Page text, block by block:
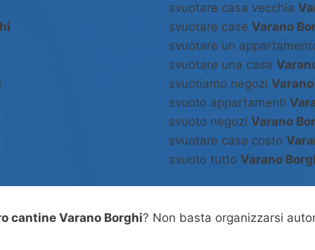
svuotare casa vecchia
svuotare case Varano
svuotare un
svuotare una casa
svuotiamo negozi
svuoto appartamenti
svuoto negozi Varano
svuotare casa costo
svuoto tutto Varano
cantine Varano Borghi? Non basta organizzarsi